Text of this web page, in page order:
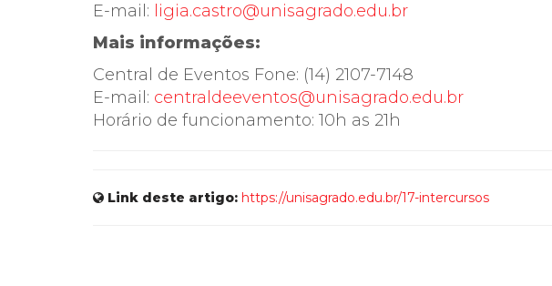
E-mail: ligia.castro@unisagrado.edu.br
Mais informações:
Central de Eventos Fone: (14) 2107-7148
E-mail: centraldeeventos@unisagrado.edu.br
Horário de funcionamento: 10h as 21h
Link deste artigo: https://unisagrado.edu.br/17-intercursos